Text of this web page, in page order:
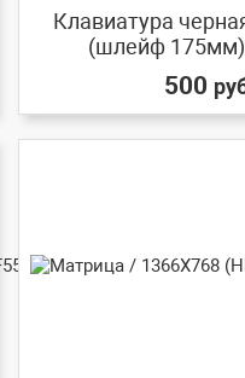
Клавиатура
(шлейф 175мм)
500